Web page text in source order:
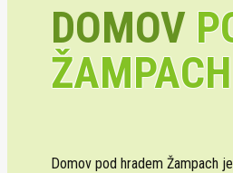
DOMOV
ŽAMPACH
Domov pod hradem Žampach